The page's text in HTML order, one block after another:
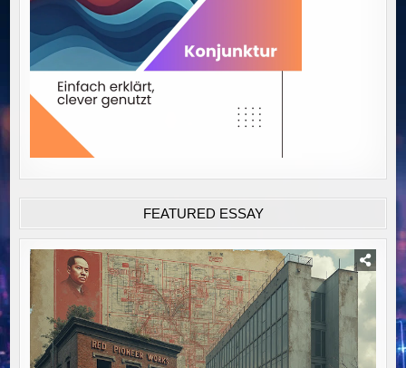
FEATURED ESSAY